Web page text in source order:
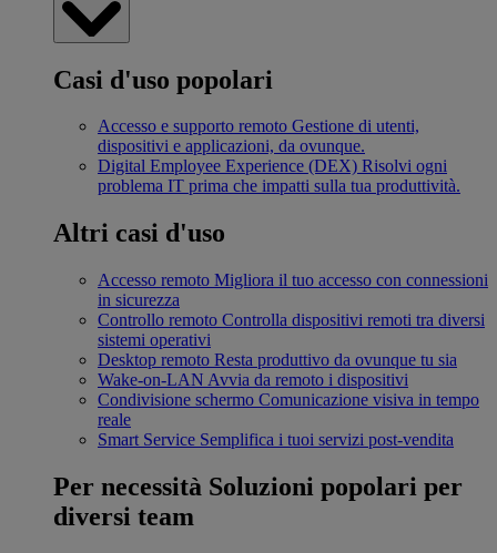
Casi d'uso popolari
Accesso e supporto remoto Gestione di utenti,
dispositivi e applicazioni, da ovunque.
Digital Employee Experience (DEX) Risolvi ogni
problema IT prima che impatti sulla tua produttività.
Altri casi d'uso
Accesso remoto Migliora il tuo accesso con connessioni
in sicurezza
Controllo remoto Controlla dispositivi remoti tra diversi
sistemi operativi
Desktop remoto Resta produttivo da ovunque tu sia
Wake-on-LAN Avvia da remoto i dispositivi
Condivisione schermo Comunicazione visiva in tempo
reale
Smart Service Semplifica i tuoi servizi post-vendita
Per necessità Soluzioni popolari per
diversi team